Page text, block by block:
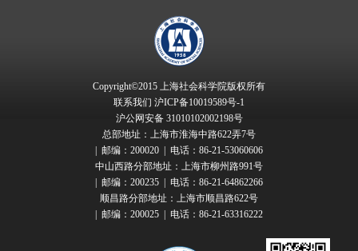
Copyright©2015 上海社会科学院版权所有
联系我们 沪ICP备10019589号-1
沪公网安备 31010102002198号
总部地址：上海市淮海中路622弄7号
| 邮编：200020 | 电话：86-21-53060606
中山西路分部地址：上海市柳州路991号
| 邮编：200235 | 电话：86-21-64862266
顺昌路分部地址：上海市顺昌路622号
| 邮编：200025 | 电话：86-21-63316222